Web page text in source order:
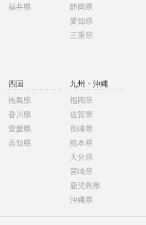
福井県
静岡県
愛知県
三重県
四国
徳島県
香川県
愛媛県
高知県
九州・沖縄
福岡県
佐賀県
長崎県
熊本県
大分県
宮崎県
鹿児島県
沖縄県